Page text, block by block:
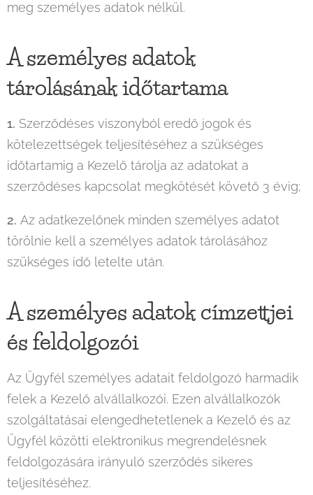
meg személyes adatok nélkül.
A személyes adatok
tárolásának időtartama
1. Szerződéses viszonyból eredő jogok és
kötelezettségek teljesítéséhez a szükséges
időtartamig a Kezelő tárolja az adatokat a
szerződéses kapcsolat megkötését követő 3 évig;
2. Az adatkezelőnek minden személyes adatot
törölnie kell a személyes adatok tárolásához
szükséges idő letelte után.
A személyes adatok címzettjei
és feldolgozói
Az Ügyfél személyes adatait feldolgozó harmadik
felek a Kezelő alvállalkozói. Ezen alvállalkozók
szolgáltatásai elengedhetetlenek a Kezelő és az
Ügyfél közötti elektronikus megrendelésnek
feldolgozására irányuló szerződés sikeres
teljesítéséhez.